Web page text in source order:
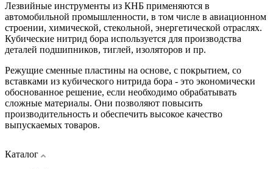
Лезвийные инструменты из КНБ применяются в
автомобильной промышленности, в том числе в авиационном
строении, химической, стекольной, энергетической отраслях.
Кубические нитрид бора используется для производства
деталей подшипников, тиглей, изоляторов и пр.
Режущие сменные пластины на основе, с покрытием, со
вставками из кубического нитрида бора - это экономически
обоснованное решение, если необходимо обрабатывать
сложные материалы. Они позволяют повысить
производительность и обеспечить высокое качество
выпускаемых товаров.
Каталог